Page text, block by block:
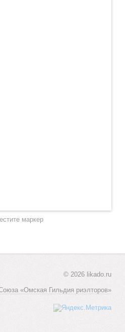
маркер
© 2026 likado.ru
«Омская Гильдия риэлторов»